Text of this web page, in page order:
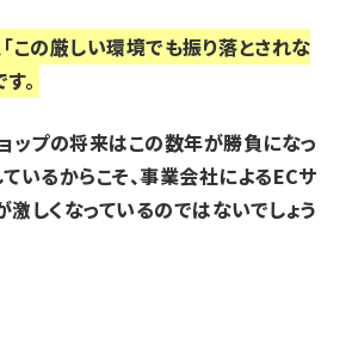
この厳しい環境でも振り落とされな
。
ップの将来はこの数年が勝負になっ
いるからこそ、事業会社によるECサ
しくなっているのではないでしょう